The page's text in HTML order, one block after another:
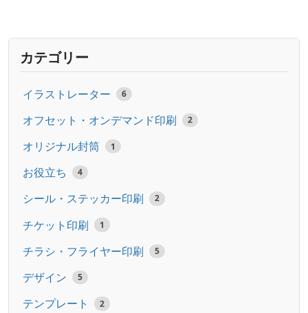
カテゴリー
イラストレーター 6
オフセット・オンデマンド印刷 2
オリジナル封筒 1
お役立ち 4
シール・ステッカー印刷 2
チケット印刷 1
チラシ・フライヤー印刷 5
デザイン 5
テンプレート 2